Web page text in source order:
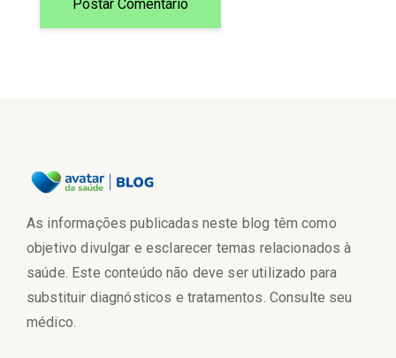
As informações publicadas neste blog têm como
objetivo divulgar e esclarecer temas relacionados à
saúde. Este conteúdo não deve ser utilizado para
substituir diagnósticos e tratamentos. Consulte seu
médico.